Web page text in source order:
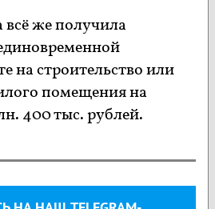
же получила
на строительство или
помещения на
400 тыс. рублей.